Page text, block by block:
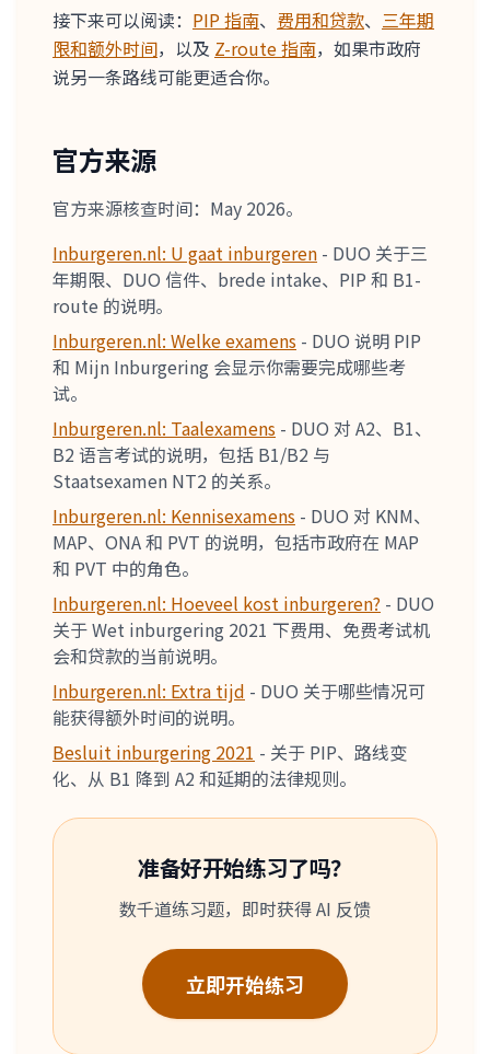
接下来可以阅读： PIP 指南、 费用和贷款、 三年期
限和额外时间，以及 Z-route 指南，如果市政府
说另一条路线可能更适合你。
官方来源
官方来源核查时间：May 2026。
Inburgeren.nl: U gaat inburgeren - DUO 关于三
年期限、DUO 信件、brede intake、PIP 和 B1-
route 的说明。
Inburgeren.nl: Welke examens - DUO 说明 PIP
和 Mijn Inburgering 会显示你需要完成哪些考
试。
Inburgeren.nl: Taalexamens - DUO 对 A2、B1、
B2 语言考试的说明，包括 B1/B2 与
Staatsexamen NT2 的关系。
Inburgeren.nl: Kennisexamens - DUO 对 KNM、
MAP、ONA 和 PVT 的说明，包括市政府在 MAP
和 PVT 中的角色。
Inburgeren.nl: Hoeveel kost inburgeren? - DUO
关于 Wet inburgering 2021 下费用、免费考试机
会和贷款的当前说明。
Inburgeren.nl: Extra tijd - DUO 关于哪些情况可
能获得额外时间的说明。
Besluit inburgering 2021 - 关于 PIP、路线变
化、从 B1 降到 A2 和延期的法律规则。
准备好开始练习了吗？
数千道练习题，即时获得 AI 反馈
立即开始练习